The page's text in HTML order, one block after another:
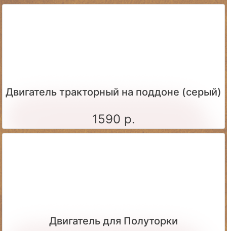
Двигатель тракторный на поддоне (серый)
1590 р.
Двигатель для Полуторки